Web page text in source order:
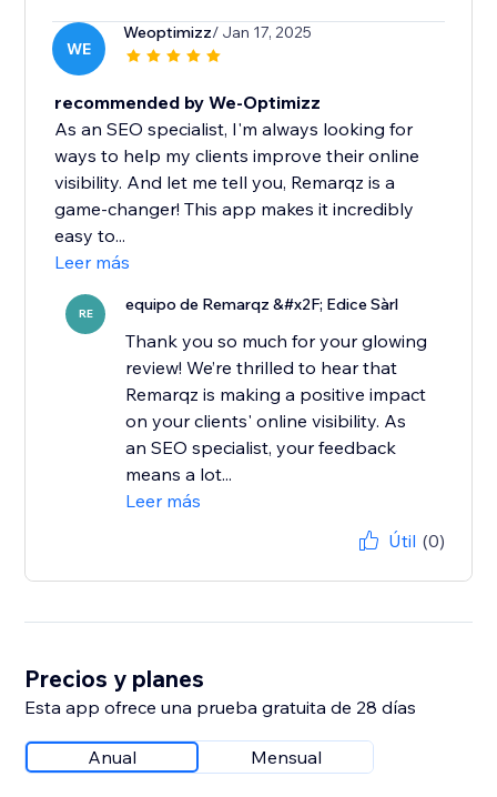
WE
Weoptimizz/ Jan 17, 2025
recommended by We-Optimizz
As an SEO specialist, I'm always looking for
ways to help my clients improve their online
visibility. And let me tell you, Remarqz is a
game-changer! This app makes it incredibly
easy to...
Leer más
RE equipo de Remarqz &#x2F; Edice Sàrl
Thank you so much for your glowing
review! We’re thrilled to hear that
Remarqz is making a positive impact
on your clients' online visibility. As
an SEO specialist, your feedback
means a lot...
Leer más
Útil (0)
Precios y planes
Esta app ofrece una prueba gratuita de 28 días
Anual Mensual